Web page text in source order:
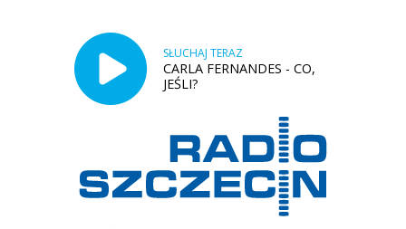
SŁUCHAJ TERAZ
CARLA FERNANDES - CO,
JEŚLI?